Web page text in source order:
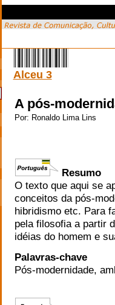
Alceu 3
A pós-
Por: Ronaldo Lima Lins
Resumo
O texto que aqui se
conceitos da pós-
hibridismo etc. Para
pela filosofia a partir
idéias do homem e
Palavras-chave
Pós-modernidade,